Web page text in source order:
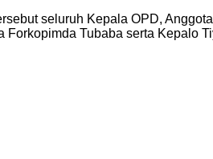
seluruh Kepala OPD,
Forkopimda Tubaba serta Kepalo